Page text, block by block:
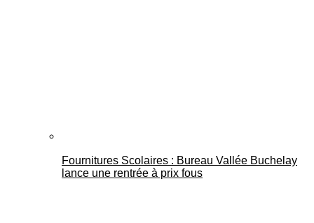
Fournitures Scolaires : Bureau Vallée Buchelay
lance une rentrée à prix fous